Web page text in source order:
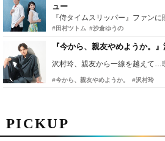
PICKUP
ュー
#田村ツトム #沙倉ゆうの
『今から、親友やめようか。
沢村玲、親友から一線を越えて…
#今から、親友やめようか。 #沢村玲